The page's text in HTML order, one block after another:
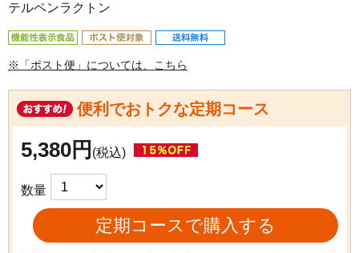
テルペンラクトン
※「ポスト便」については、こちら
便利でおトクな定期コース
5,380円 (税込)
数量
定期コースで購入する